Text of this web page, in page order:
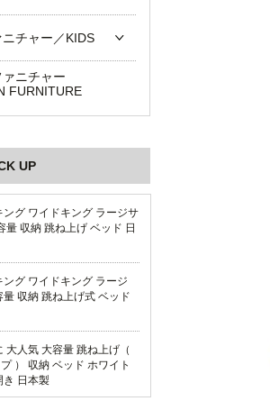
チャー／KIDS
ニチャー
FURNITURE
UP
ング ワイドキング ラージサ
量 収納 跳ね上げ ベッド 日
ング ワイドキング ラージ
量 収納 跳ね上げ式 ベッド
大人気 大容量 跳ね上げ（
） 収納 ベッド ホワイト
き 日本製